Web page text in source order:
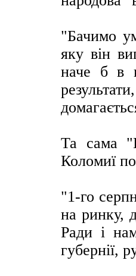
"Бачимо
яку він
наче б в
Та сама
Коломиї
"1-го
на ринку,
Ради і
губернії,